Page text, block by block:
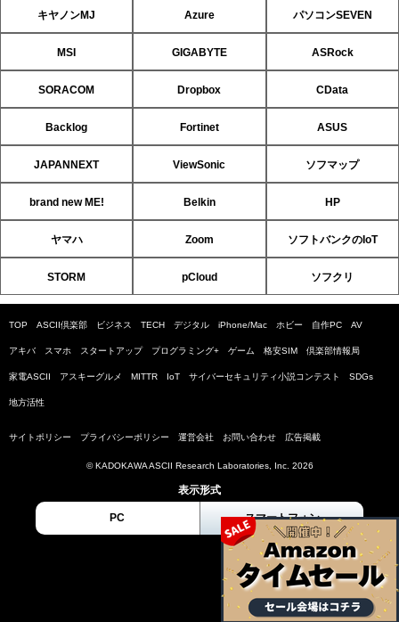
キヤノンMJ Azure パソコンSEVEN
MSI GIGABYTE ASRock
SORACOM Dropbox CData
Backlog Fortinet ASUS
JAPANNEXT ViewSonic ソフマップ
brand new ME! Belkin HP
ヤマハ Zoom ソフトバンクのIoT
STORM pCloud ソフクリ
TOP ASCII倶楽部 ビジネス TECH デジタル iPhone/Mac ホビー 自作PC AV
アキバ スマホ スタートアップ プログラミング+ ゲーム 格安SIM 倶楽部情報局
家電ASCII アスキーグルメ MITTR IoT サイバーセキュリティ小説コンテスト SDGs
地方活性
サイトポリシー プライバシーポリシー 運営会社 お問い合わせ 広告掲載
© KADOKAWA ASCII Research Laboratories, Inc. 2026
表示形式
PC スマートフォン